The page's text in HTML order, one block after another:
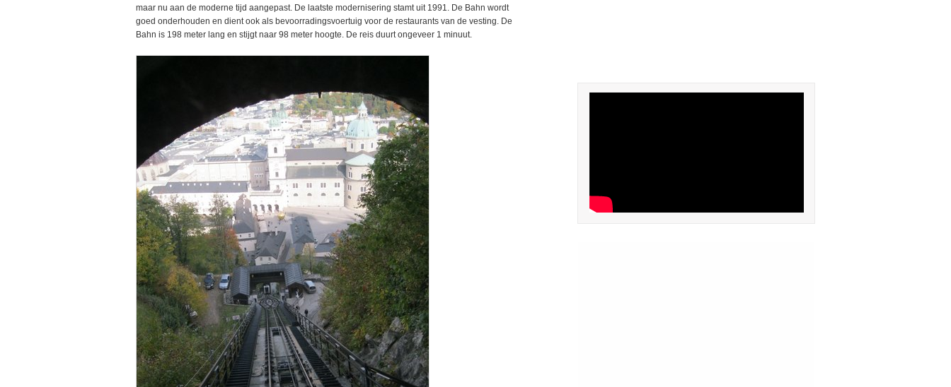
maar nu aan de moderne tijd aangepast. De laatste modernisering stamt uit 1991. De Bahn wordt
goed onderhouden en dient ook als bevoorradingsvoertuig voor de restaurants van de vesting. De
Bahn is 198 meter lang en stijgt naar 98 meter hoogte. De reis duurt ongeveer 1 minuut.